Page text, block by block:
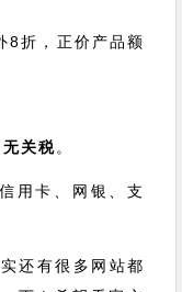
8折，正价产品额
关税。
用卡、网银、支
还有很多网站都